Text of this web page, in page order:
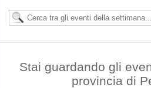
Stai guardando gli
provincia di